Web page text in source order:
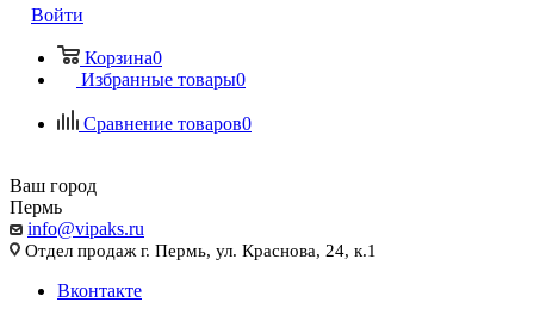
Войти
Корзина0
Избранные товары0
Сравнение товаров0
Ваш город
Пермь
info@vipaks.ru
Отдел продаж г. Пермь, ул. Краснова, 24, к.1
Вконтакте